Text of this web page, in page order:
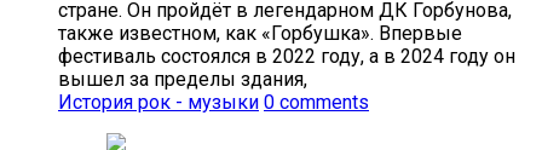
стране. Он пройдёт в легендарном ДК Горбунова,
также известном, как «Горбушка». Впервые
фестиваль состоялся в 2022 году, а в 2024 году он
вышел за пределы здания,
История рок - музыки 0 comments